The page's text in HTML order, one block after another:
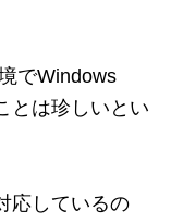
でWindows
とは珍しいとい
応しているの